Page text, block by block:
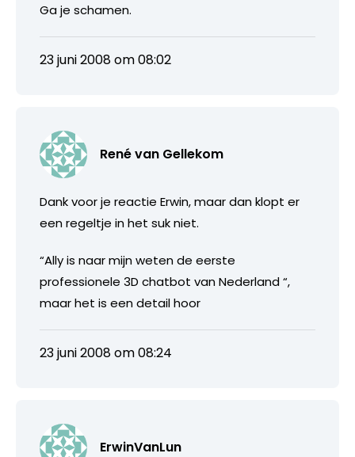
Ga je schamen.
23 juni 2008 om 08:02
René van Gellekom
Dank voor je reactie Erwin, maar dan klopt er
een regeltje in het suk niet.
“Ally is naar mijn weten de eerste
professionele 3D chatbot van Nederland “,
maar het is een detail hoor
23 juni 2008 om 08:24
ErwinVanLun